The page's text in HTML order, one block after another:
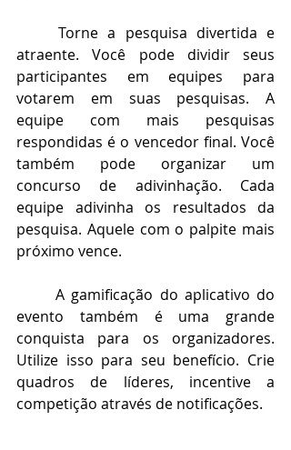
Torne a pesquisa divertida e
atraente. Você pode dividir seus
participantes em equipes para
votarem em suas pesquisas. A
equipe com mais pesquisas
respondidas é o vencedor final. Você
também pode organizar um
concurso de adivinhação. Cada
equipe adivinha os resultados da
pesquisa. Aquele com o palpite mais
próximo vence.
A gamificação do aplicativo do
evento também é uma grande
conquista para os organizadores.
Utilize isso para seu benefício. Crie
quadros de líderes, incentive a
competição através de notificações.